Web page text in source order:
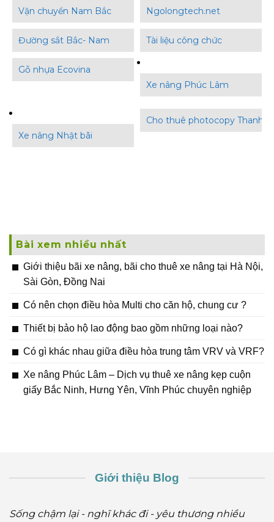
Vận chuyển Nam Bắc Ngolongtech.net
Đường sắt Bắc- Nam Tài liệu công chức
Gỗ nhựa Ecovina
Xe nâng Phúc Lâm
Xe nâng Nhật bãi
Cho thuê photocopy Thanh
Bài xem nhiều nhất
Giới thiệu bãi xe nâng, bãi cho thuê xe nâng tại Hà Nội,
Sài Gòn, Đồng Nai
Có nên chọn điều hòa Multi cho căn hộ, chung cư ?
Thiết bị bảo hộ lao động bao gồm những loại nào?
Có gì khác nhau giữa điều hòa trung tâm VRV và VRF?
Xe nâng Phúc Lâm – Dịch vụ thuê xe nâng kẹp cuộn
giấy Bắc Ninh, Hưng Yên, Vĩnh Phúc chuyên nghiệp
Giới thiệu Blog
Sống chậm lại - nghĩ khác đi - yêu thương nhiều